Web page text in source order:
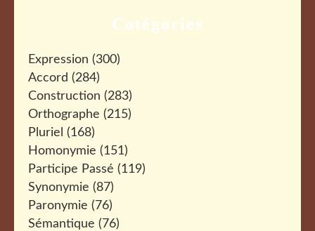
Catégories
Expression (300)
Accord (284)
Construction (283)
Orthographe (215)
Pluriel (168)
Homonymie (151)
Participe Passé (119)
Synonymie (87)
Paronymie (76)
Sémantique (76)